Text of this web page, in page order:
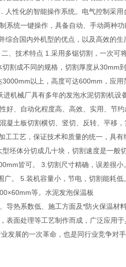
人性化的智能操作系统。电气控制采用
系统一键操作，具备自动、手动两种功
综合国内外机型的优点，以及高效的生
、技术特点 1.采用多锯切割，一次可
割成不同的规格，切割厚度从30mm
以上，高度可达600mm，应用
机械厂具有多年的发泡水泥切割机设
好、自动化程度高、高效、实用、节
凝土板切割横切、竖切、反转、平移，
工工艺，保证技术和质量的统一，具有
坯体分切成几十块，切割速度是一般
皆可。 3.切割尺寸精确，误差很小
。 5.装机容量小，节电，切割能耗低
等。水泥发泡保温板
导热系数低、施工方面及*防火保温材
表面处理等工艺制作而成，广泛应用
发展的一次革命，也是同行业竞争对